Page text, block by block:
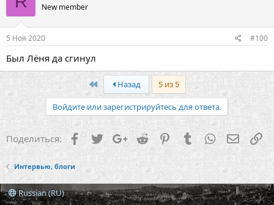
New member
5 Ноя 2020 #100
Был Лёня да сгинул
First Назад 5 из 5
Войдите или зарегистрируйтесь для ответа.
Поделиться: Facebook
TwitterGoogle+
Reddit PinterestTumblr WhatsApp
Интервью, блоги
Russian (RU)